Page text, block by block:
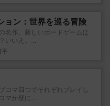
ョン：世界を巡る冒険
名作。新しいボードゲームほ
いいえ。...
平
コマ四つでそれぞれプレイし
マか壁に...